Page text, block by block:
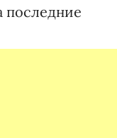
последние